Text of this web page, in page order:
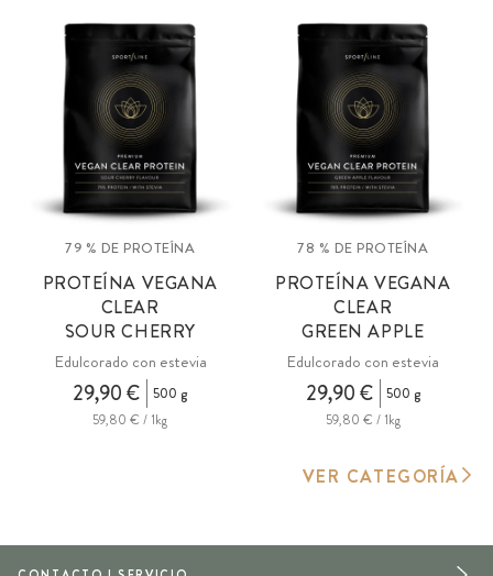
79 % DE PROTEÍNA
PROTEÍNA VEGANA
CLEAR
SOUR CHERRY
Edulcorado con estevia
29,90 €
500 g
59,80 € / 1kg
78 % DE PROTEÍNA
PROTEÍNA VEGANA
CLEAR
GREEN APPLE
Edulcorado con estevia
29,90 €
500 g
59,80 € / 1kg
VER CATEGORÍA